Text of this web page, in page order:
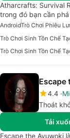
Atharcrafts: Survival
trong đó bạn cần
AndroidTrò Chơi Phiêu
Escape
4.4
Thoát
Tải
Escape the Ayuwoki